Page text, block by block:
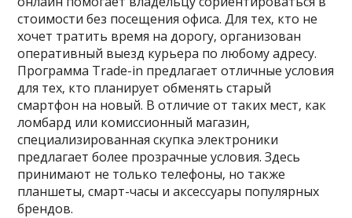
стоимости без посещения офиса. Для тех‚ кто не
хочет тратить время на дорогу‚ организован
оперативный выезд курьера по любому адресу.
Программа Trade-in предлагает отличные условия
для тех‚ кто планирует обменять старый
смартфон на новый. В отличие от таких мест‚ как
ломбард или комиссионный магазин‚
специализированная скупка электроники
предлагает более прозрачные условия. Здесь
принимают не только телефоны‚ но также
планшеты‚ смарт-часы и аксессуары популярных
брендов.